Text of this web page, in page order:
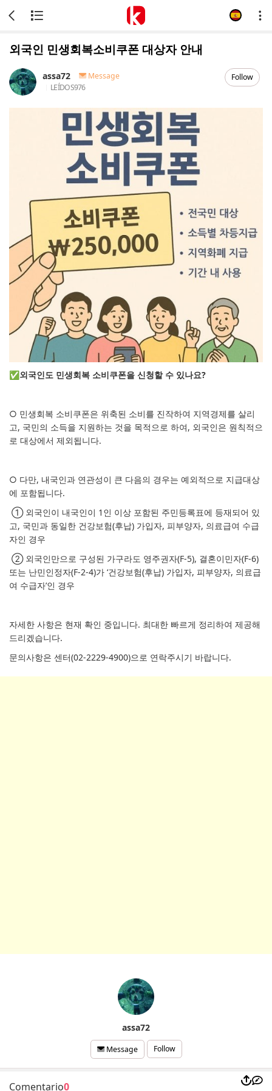
외국인 민생회복소비쿠폰 대상자 안내
assa72
Message
LEÍDOS976
Follow
✅외국인도 민생회복 소비쿠폰을 신청할 수 있나요?
○ 민생회복 소비쿠폰은 위축된 소비를 진작하여 지역경제를 살리
고, 국민의 소득을 지원하는 것을 목적으로 하여, 외국인은 원칙적으
로 대상에서 제외됩니다.
○ 다만, 내국인과 연관성이 큰 다음의 경우는 예외적으로 지급대상
에 포함됩니다.
① 외국인이 내국인이 1인 이상 포함된 주민등록표에 등재되어 있
고, 국민과 동일한 건강보험(후납) 가입자, 피부양자, 의료급여 수급
자인 경우
② 외국인만으로 구성된 가구라도 영주권자(F-5), 결혼이민자(F-6)
또는 난민인정자(F-2-4)가 ‘건강보험(후납) 가입자, 피부양자, 의료급
여 수급자’인 경우
자세한 사항은 현재 확인 중입니다. 최대한 빠르게 정리하여 제공해
드리겠습니다.
문의사항은 센터(02-2229-4900)으로 연락주시기 바랍니다.
assa72
Message Follow
Comentario0